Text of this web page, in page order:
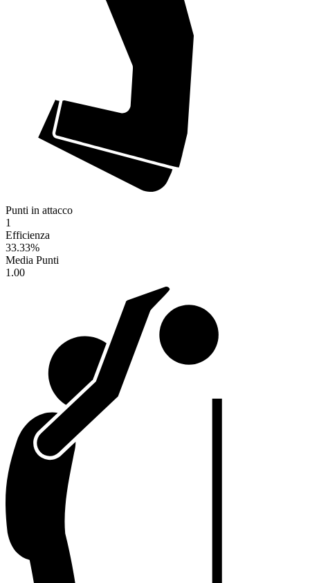
Punti in attacco
1
Efficienza
33.33%
Media Punti
1.00